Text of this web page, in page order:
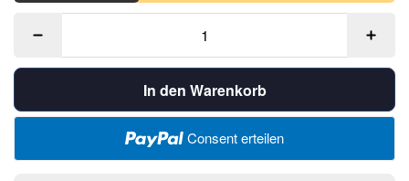
In den Warenkorb
Consent erteilen